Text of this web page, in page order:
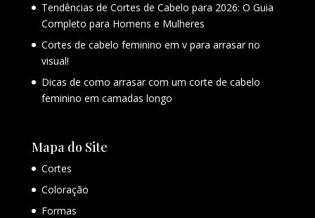
Tendências de Cortes de Cabelo para 2026: O Guia
Completo para Homens e Mulheres
Cortes de cabelo feminino em v para arrasar no
visual!
Dicas de como arrasar com um corte de cabelo
feminino em camadas longo
Mapa do Site
Cortes
Coloração
Formas